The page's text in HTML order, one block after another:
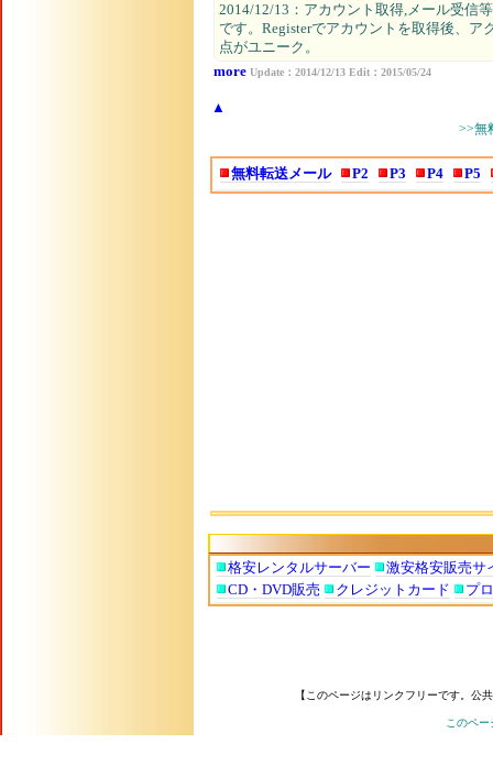
2014/12/13：アカウント取得,メール受信
です。Registerでアカウントを取得後、
点がユニーク。
more Update：2014/12/13 Edit：2015/05/24
▲
>>無
無料転送メール P2 P3 P4 P5
格安レンタルサーバー
激安格安販売サ
CD・DVD販売
クレジットカード プ
【このページはリンクフリーです。公
このペ